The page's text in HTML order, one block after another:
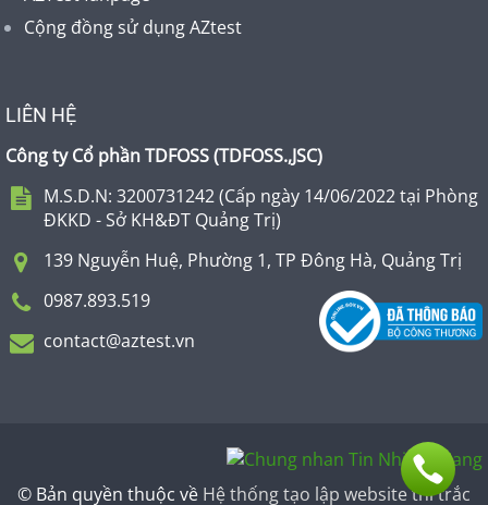
Cộng đồng sử dụng AZtest
LIÊN HỆ
Công ty Cổ phần TDFOSS (TDFOSS.,JSC)
M.S.D.N: 3200731242 (Cấp ngày 14/06/2022 tại Phòng
ĐKKD - Sở KH&ĐT Quảng Trị)
139 Nguyễn Huệ, Phường 1, TP Đông Hà, Quảng Trị
0987.893.519
contact@aztest.vn
© Bản quyền thuộc về Hệ thống tạo lập website thi trắc